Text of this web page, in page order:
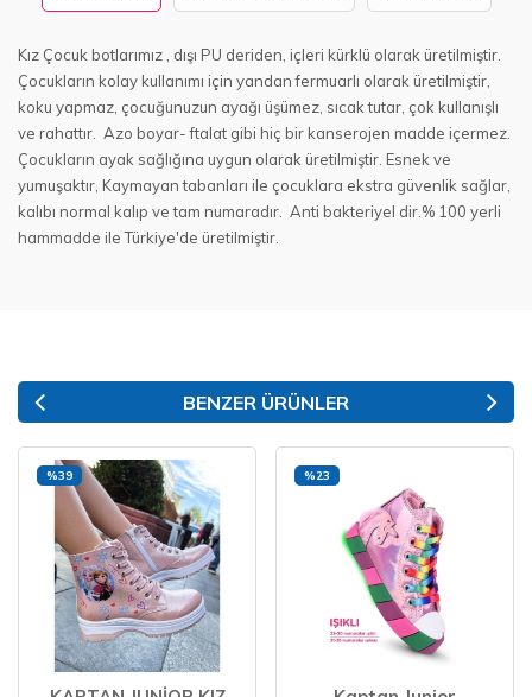
Kız Çocuk botlarımız , dışı PU deriden, içleri kürklü olarak üretilmiştir.
Çocukların kolay kullanımı için yandan fermuarlı olarak üretilmiştir,
koku yapmaz, çocuğunuzun ayağı üşümez, sıcak tutar, çok kullanışlı
ve rahattır. Azo boyar- ftalat gibi hiç bir kanserojen madde içermez.
Çocukların ayak sağlığına uygun olarak üretilmiştir. Esnek ve
yumuşaktır, Kaymayan tabanları ile çocuklara ekstra güvenlik sağlar,
kalıbı normal kalıp ve tam numaradır. Anti bakteriyel dir.% 100 yerli
hammadde ile Türkiye'de üretilmiştir.
BENZER ÜRÜNLER
%39 %23